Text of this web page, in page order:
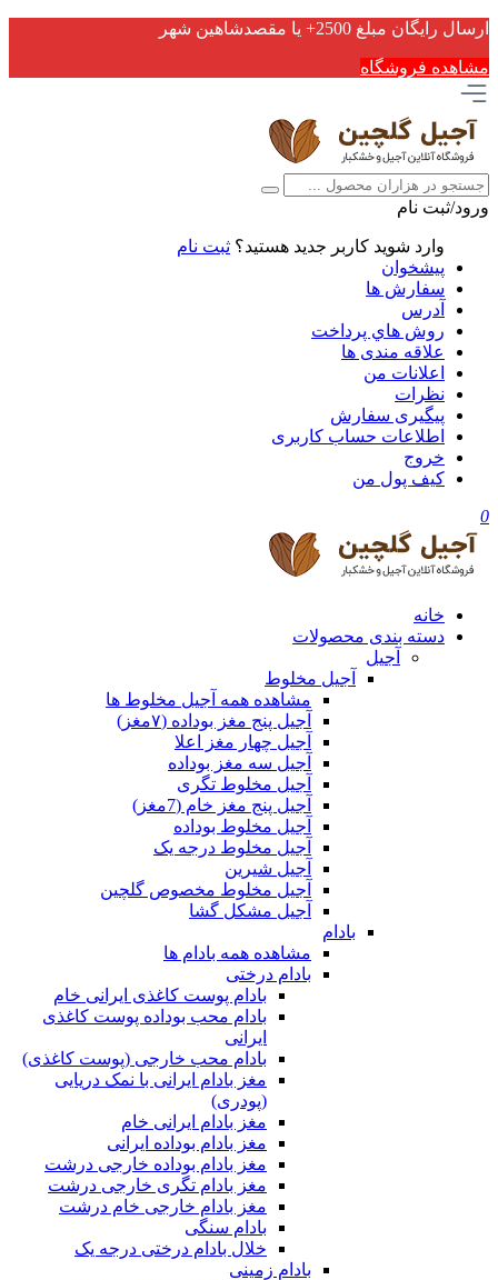
ارسال رایگان مبلغ 2500+ یا مقصدشاهین شهر
مشاهده فروشگاه
ورود/ثبت نام
وارد شوید کاربر جدید هستید؟ ثبت نام
پیشخوان
سفارش ها
آدرس
روش هاي پرداخت
علاقه مندی ها
اعلانات من
نظرات
پیگیری سفارش
اطلاعات حساب كاربری
خروج
کیف پول من
0
خانه
دسته بندی محصولات
آجیل
آجیل مخلوط
مشاهده همه آجیل مخلوط ها
آجیل پنج مغز بوداده (۷مغز)
آجیل چهار مغز اعلا
آجیل سه مغز بوداده
آجیل مخلوط تگری
آجیل پنج مغز خام (7مغز)
آجیل مخلوط بوداده
آجیل مخلوط درجه یک
آجیل شیرین
آجیل مخلوط مخصوص گلچین
آجیل مشکل گشا
بادام
مشاهده همه بادام ها
بادام درختی
بادام پوست کاغذی ایرانی خام
بادام محب بوداده پوست کاغذی
ایرانی
بادام محب خارجی (پوست کاغذی)
مغز بادام ایرانی با نمک دریایی
(پودری)
مغز بادام ایرانی خام
مغز بادام بوداده ایرانی
مغز بادام بوداده خارجی درشت
مغز بادام تگری خارجی درشت
مغز بادام خارجی خام درشت
بادام سنگی
خلال بادام درختی درجه یک
بادام زمینی